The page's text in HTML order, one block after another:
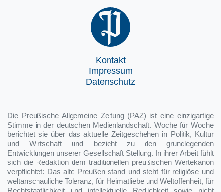
Kontakt
Impressum
Datenschutz
Die Preußische Allgemeine Zeitung (PAZ) ist eine einzigartige
Stimme in der deutschen Medienlandschaft. Woche für Woche
berichtet sie über das aktuelle Zeitgeschehen in Politik, Kultur
und Wirtschaft und bezieht zu den grundlegenden
Entwicklungen unserer Gesellschaft Stellung. In ihrer Arbeit fühlt
sich die Redaktion dem traditionellen preußischen Wertekanon
verpflichtet: Das alte Preußen stand und steht für religiöse und
weltanschauliche Toleranz, für Heimatliebe und Weltoffenheit, für